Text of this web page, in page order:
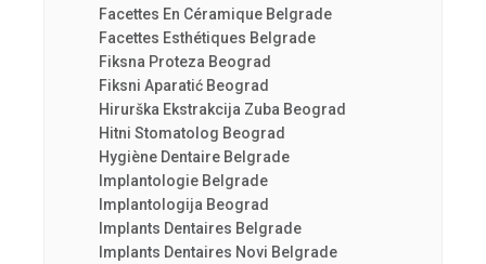
Facettes En Céramique Belgrade
Facettes Esthétiques Belgrade
Fiksna Proteza Beograd
Fiksni Aparatić Beograd
Hirurška Ekstrakcija Zuba Beograd
Hitni Stomatolog Beograd
Hygiène Dentaire Belgrade
Implantologie Belgrade
Implantologija Beograd
Implants Dentaires Belgrade
Implants Dentaires Novi Belgrade